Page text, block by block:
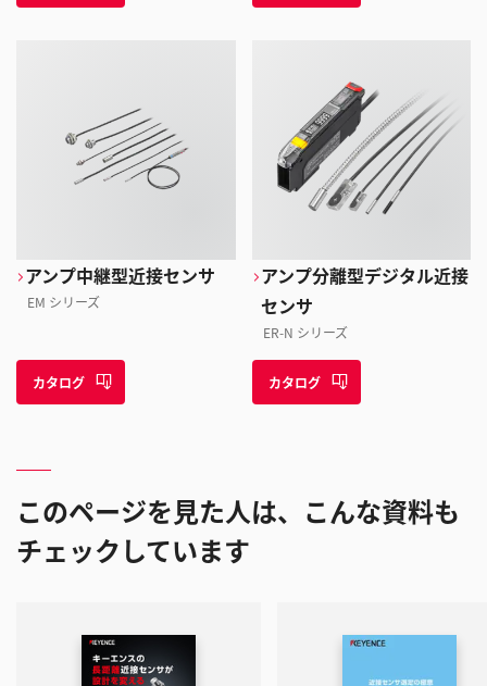
アンプ中継型近接センサ
EM シリーズ
カタログ
アンプ分離型デジタル近接
センサ
ER-N シリーズ
カタログ
このページを見た人は、こんな資料も
チェックしています